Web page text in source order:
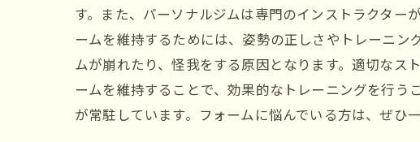
す。また、パーソナルジムは専門のインストラクター
ームを維持するためには、姿勢の正しさやトレーニ
ムが崩れたり、怪我をする原因となります。適切なス
ームを維持することで、効果的なトレーニングを行
が常駐しています。フォームに悩んでいる方は、ぜひ